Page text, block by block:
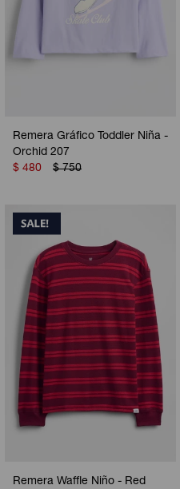
Remera Gráfico Toddler Niña -
Orchid 207
$ 480 $ 750
Remera Waffle Niño - Red